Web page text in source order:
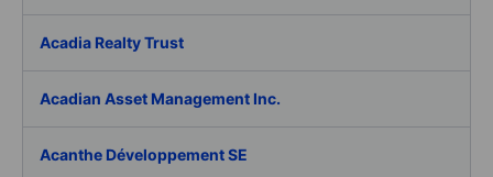
Acadia Realty Trust
Acadian Asset Management Inc.
Acanthe Développement SE